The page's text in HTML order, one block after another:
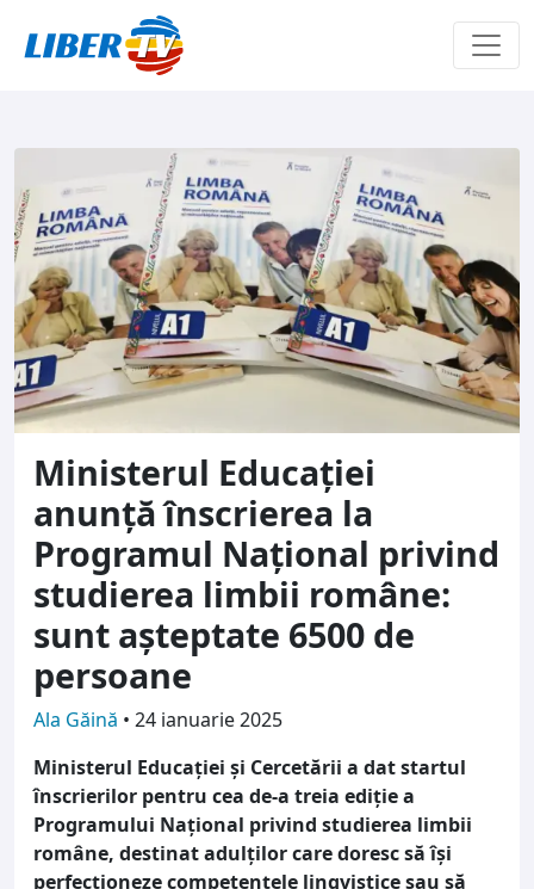
Ministerul Educației
anunță înscrierea la
Programul Național privind
studierea limbii române:
sunt așteptate 6500 de
persoane
Ala Găină • 24 ianuarie 2025
Ministerul Educației și Cercetării a dat startul
înscrierilor pentru cea de-a treia ediție a
Programului Național privind studierea limbii
române, destinat adulților care doresc să își
perfecționeze competențele lingvistice sau să